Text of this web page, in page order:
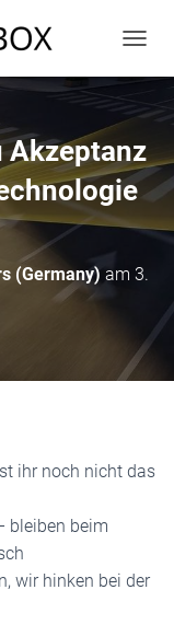
A
I
A
T
I
M
H
A
Akzeptanz
(Germany)am 3.
ihr noch nicht das
bleiben beim
wir hinken bei der